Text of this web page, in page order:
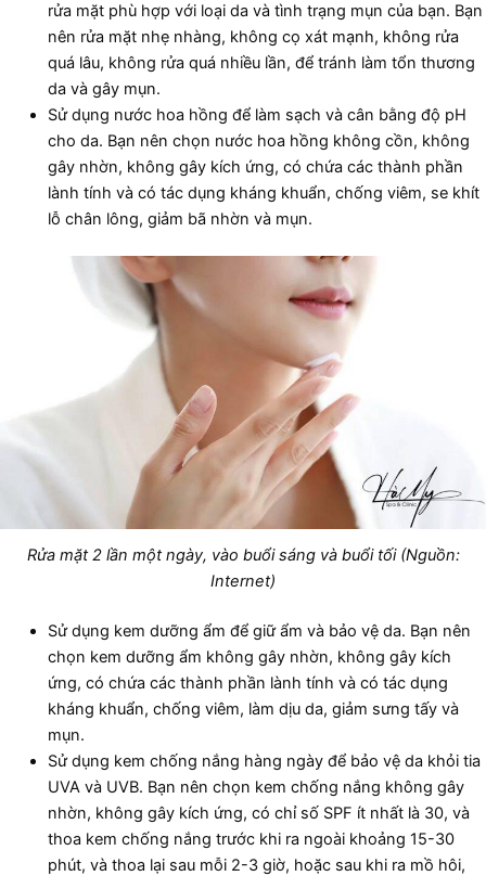
rửa mặt phù hợp với loại da và tình trạng mụn của bạn. Bạn
nên rửa mặt nhẹ nhàng, không cọ xát mạnh, không rửa
quá lâu, không rửa quá nhiều lần, để tránh làm tổn thương
da và gây mụn.
Sử dụng nước hoa hồng để làm sạch và cân bằng độ pH
cho da. Bạn nên chọn nước hoa hồng không cồn, không
gây nhờn, không gây kích ứng, có chứa các thành phần
lành tính và có tác dụng kháng khuẩn, chống viêm, se khít
lỗ chân lông, giảm bã nhờn và mụn.
Rửa mặt 2 lần một ngày, vào buổi sáng và buổi tối (Nguồn:
Internet)
Sử dụng kem dưỡng ẩm để giữ ẩm và bảo vệ da. Bạn nên
chọn kem dưỡng ẩm không gây nhờn, không gây kích
ứng, có chứa các thành phần lành tính và có tác dụng
kháng khuẩn, chống viêm, làm dịu da, giảm sưng tấy và
mụn.
Sử dụng kem chống nắng hàng ngày để bảo vệ da khỏi tia
UVA và UVB. Bạn nên chọn kem chống nắng không gây
nhờn, không gây kích ứng, có chỉ số SPF ít nhất là 30, và
thoa kem chống nắng trước khi ra ngoài khoảng 15-30
phút, và thoa lại sau mỗi 2-3 giờ, hoặc sau khi ra mồ hôi,